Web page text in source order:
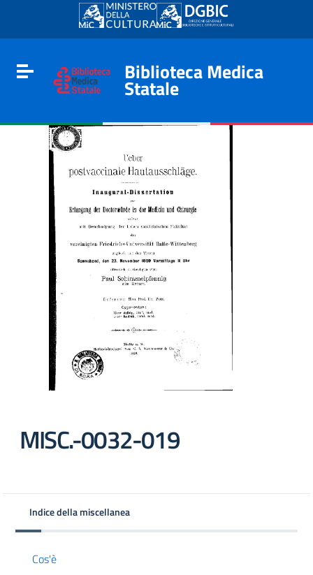
Go to content
Go to the navigation menu
Go to the footer
Toggle navigation
Biblioteca Medica
Statale
MISC.-0032-019
Indice della miscellanea
Cos'è